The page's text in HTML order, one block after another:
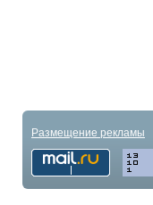
Размещение рекламы